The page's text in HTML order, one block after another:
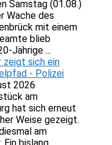
Samstag (01.08.)
Wache des
mit einem
blieb
Jährige ...
zeigt sich ein
- Polizei
2026
am
hat sich erneut
Weise gezeigt.
am